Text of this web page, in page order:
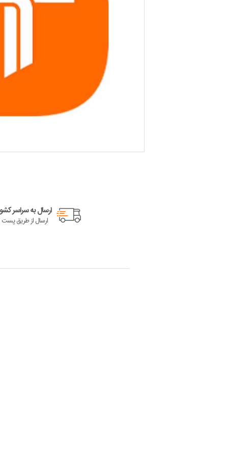
ارسال به سراسر
ارسال از طریق پست